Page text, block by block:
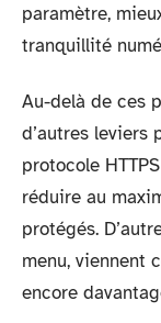
paramètre,
tranquillité
Au-delà de ces
d’autres leviers
protocole
réduire au
protégés.
menu, viennent
encore